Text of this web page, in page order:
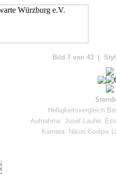
Bild 7 von 43 |
Helligkeitsvergleich
Aufnahme: Josef Laufer,
Kamera: Nikon Coolpix